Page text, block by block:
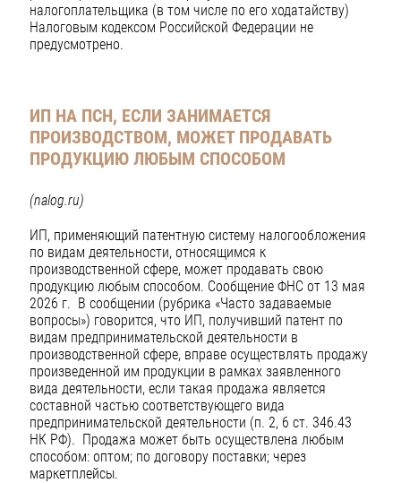
налогоплательщика (в том числе по его ходатайству)
Налоговым кодексом Российской Федерации не
предусмотрено.
ИП НА ПСН, ЕСЛИ ЗАНИМАЕТСЯ
ПРОИЗВОДСТВОМ, МОЖЕТ ПРОДАВАТЬ
ПРОДУКЦИЮ ЛЮБЫМ СПОСОБОМ
(nalog.ru)
ИП, применяющий патентную систему налогообложения
по видам деятельности, относящимся к
производственной сфере, может продавать свою
продукцию любым способом. Сообщение ФНС от 13 мая
2026 г. В сообщении (рубрика «Часто задаваемые
вопросы») говорится, что ИП, получивший патент по
видам предпринимательской деятельности в
производственной сфере, вправе осуществлять продажу
произведенной им продукции в рамках заявленного
вида деятельности, если такая продажа является
составной частью соответствующего вида
предпринимательской деятельности (п. 2, 6 ст. 346.43
НК РФ). Продажа может быть осуществлена любым
способом: оптом; по договору поставки; через
маркетплейсы.